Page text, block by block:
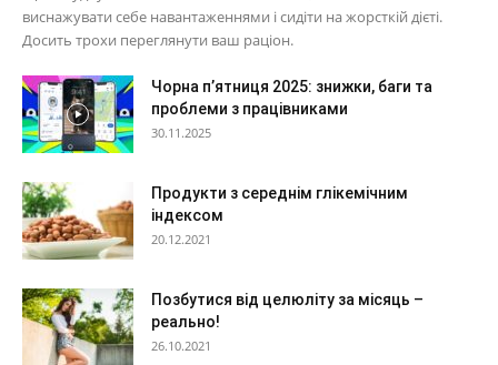
виснажувати себе навантаженнями і сидіти на жорсткій дієті.
Досить трохи переглянути ваш раціон.
Чорна п’ятниця 2025: знижки, баги та
проблеми з працівниками
30.11.2025
Продукти з середнім глікемічним
індексом
20.12.2021
Позбутися від целюліту за місяць –
реально!
26.10.2021